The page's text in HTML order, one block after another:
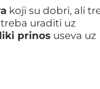
koji su dobri, ali
uraditi uz
prinos useva uz